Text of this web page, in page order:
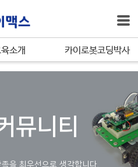
소개 카이로봇코딩박사
뮤니티
을 최우선으로 생각합니다.